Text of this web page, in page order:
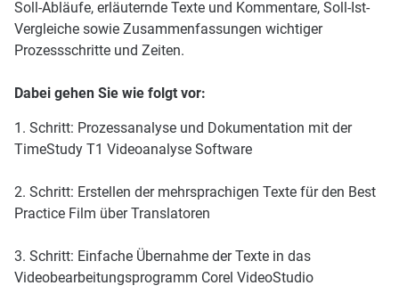
Soll-Abläufe, erläuternde Texte und Kommentare, Soll-Ist-
Vergleiche sowie Zusammenfassungen wichtiger
Prozessschritte und Zeiten.
Dabei gehen Sie wie folgt vor:
1. Schritt: Prozessanalyse und Dokumentation mit der
TimeStudy T1 Videoanalyse Software
2. Schritt: Erstellen der mehrsprachigen Texte für den Best
Practice Film über Translatoren
3. Schritt: Einfache Übernahme der Texte in das
Videobearbeitungsprogramm Corel VideoStudio